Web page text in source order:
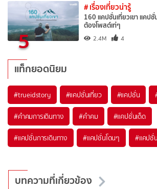
5
# เรื่องเที่ยวน่ารู้
160 แคปชั่นเที่ยวเขา แคป
ต้องโพสต์เท่ๆ
2.4M 4
แท็กยอดนิยม
#trueidstory #แคปชั่นเที่ยว #แคปชั่น
#คำคมการเดินทาง #คำคม #แคปชั่นเด็ด
#แคปชั่นการเดินทาง #แคปชั่นโดนๆ #แคปชั่
บทความที่เกี่ยวข้อง